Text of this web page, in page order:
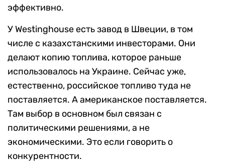
эффективно.
У Westinghouse есть завод в Швеции, в том
числе с казахстанскими инвесторами. Они
делают копию топлива, которое раньше
использовалось на Украине. Сейчас уже,
естественно, российское топливо туда не
поставляется. А американское поставляется.
Там выбор в основном был связан с
политическими решениями, а не
экономическими. Это если говорить о
конкурентности.